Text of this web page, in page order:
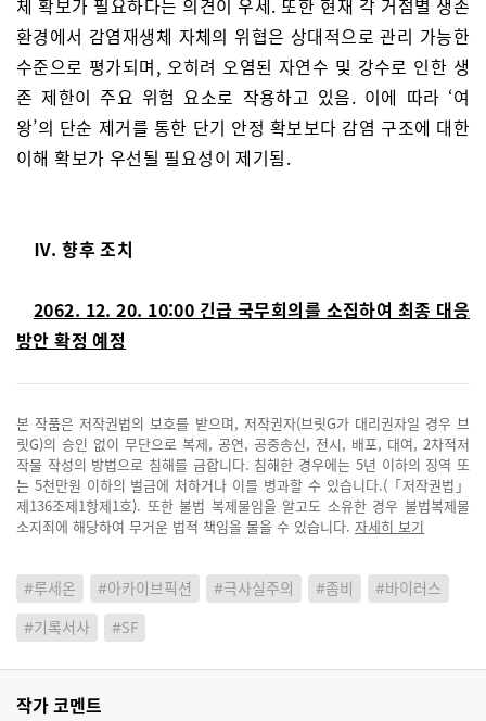
체 확보가 필요하다는 의견이 우세. 또한 현재 각 거점별 생존
환경에서 감염재생체 자체의 위협은 상대적으로 관리 가능한
수준으로 평가되며, 오히려 오염된 자연수 및 강수로 인한 생
존 제한이 주요 위험 요소로 작용하고 있음. 이에 따라 ‘여
왕’의 단순 제거를 통한 단기 안정 확보보다 감염 구조에 대한
이해 확보가 우선될 필요성이 제기됨.
Ⅳ. 향후 조치
2062. 12. 20. 10:00 긴급 국무회의를 소집하여 최종 대응
방안 확정 예정
본 작품은 저작권법의 보호를 받으며, 저작권자(브릿G가 대리권자일 경우 브
릿G)의 승인 없이 무단으로 복제, 공연, 공중송신, 전시, 배포, 대여, 2차적저
작물 작성의 방법으로 침해를 금합니다. 침해한 경우에는 5년 이하의 징역 또
는 5천만원 이하의 벌금에 처하거나 이를 병과할 수 있습니다.(「저작권법」
제136조제1항제1호). 또한 불법 복제물임을 알고도 소유한 경우 불법복제물
소지죄에 해당하여 무거운 법적 책임을 물을 수 있습니다. 자세히 보기
#루세온 #아카이브픽션 #극사실주의 #좀비
#바이러스
#기록서사
#SF
작가 코멘트